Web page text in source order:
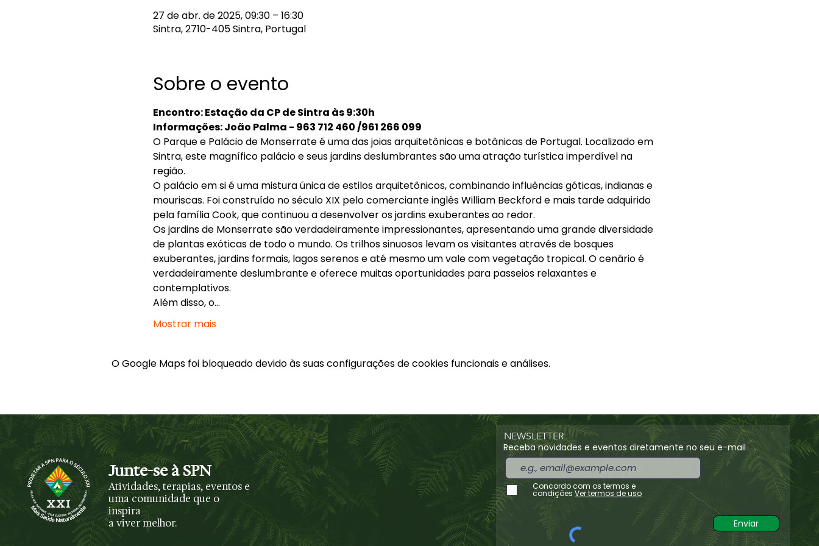
27 de abr. de 2025, 09:30 – 16:30
Sintra, 2710-405 Sintra, Portugal
Sobre o evento
Encontro: Estação da CP de Sintra às 9:30h
Informações: João Palma - 963 712 460 /961 266 099
O Parque e Palácio de Monserrate é uma das joias arquitetônicas e botânicas de Portugal. Localizado em
Sintra, este magnífico palácio e seus jardins deslumbrantes são uma atração turística imperdível na
região.
O palácio em si é uma mistura única de estilos arquitetônicos, combinando influências góticas, indianas e
mouriscas. Foi construído no século XIX pelo comerciante inglês William Beckford e mais tarde adquirido
pela família Cook, que continuou a desenvolver os jardins exuberantes ao redor.
Os jardins de Monserrate são verdadeiramente impressionantes, apresentando uma grande diversidade
de plantas exóticas de todo o mundo. Os trilhos sinuosos levam os visitantes através de bosques
exuberantes, jardins formais, lagos serenos e até mesmo um vale com vegetação tropical. O cenário é
verdadeiramente deslumbrante e oferece muitas oportunidades para passeios relaxantes e
contemplativos.
Além disso, o…
Mostrar mais
O Google Maps foi bloqueado devido às suas configurações de cookies funcionais e análises.
Junte-se à SPN
Atividades, terapias, eventos e
uma comunidade que o
inspira
a viver melhor.
Receba novidades e eventos diretamente no seu e-mail
NEWSLETTER
Concordo com os termos e
condições Ver termos de uso
Enviar